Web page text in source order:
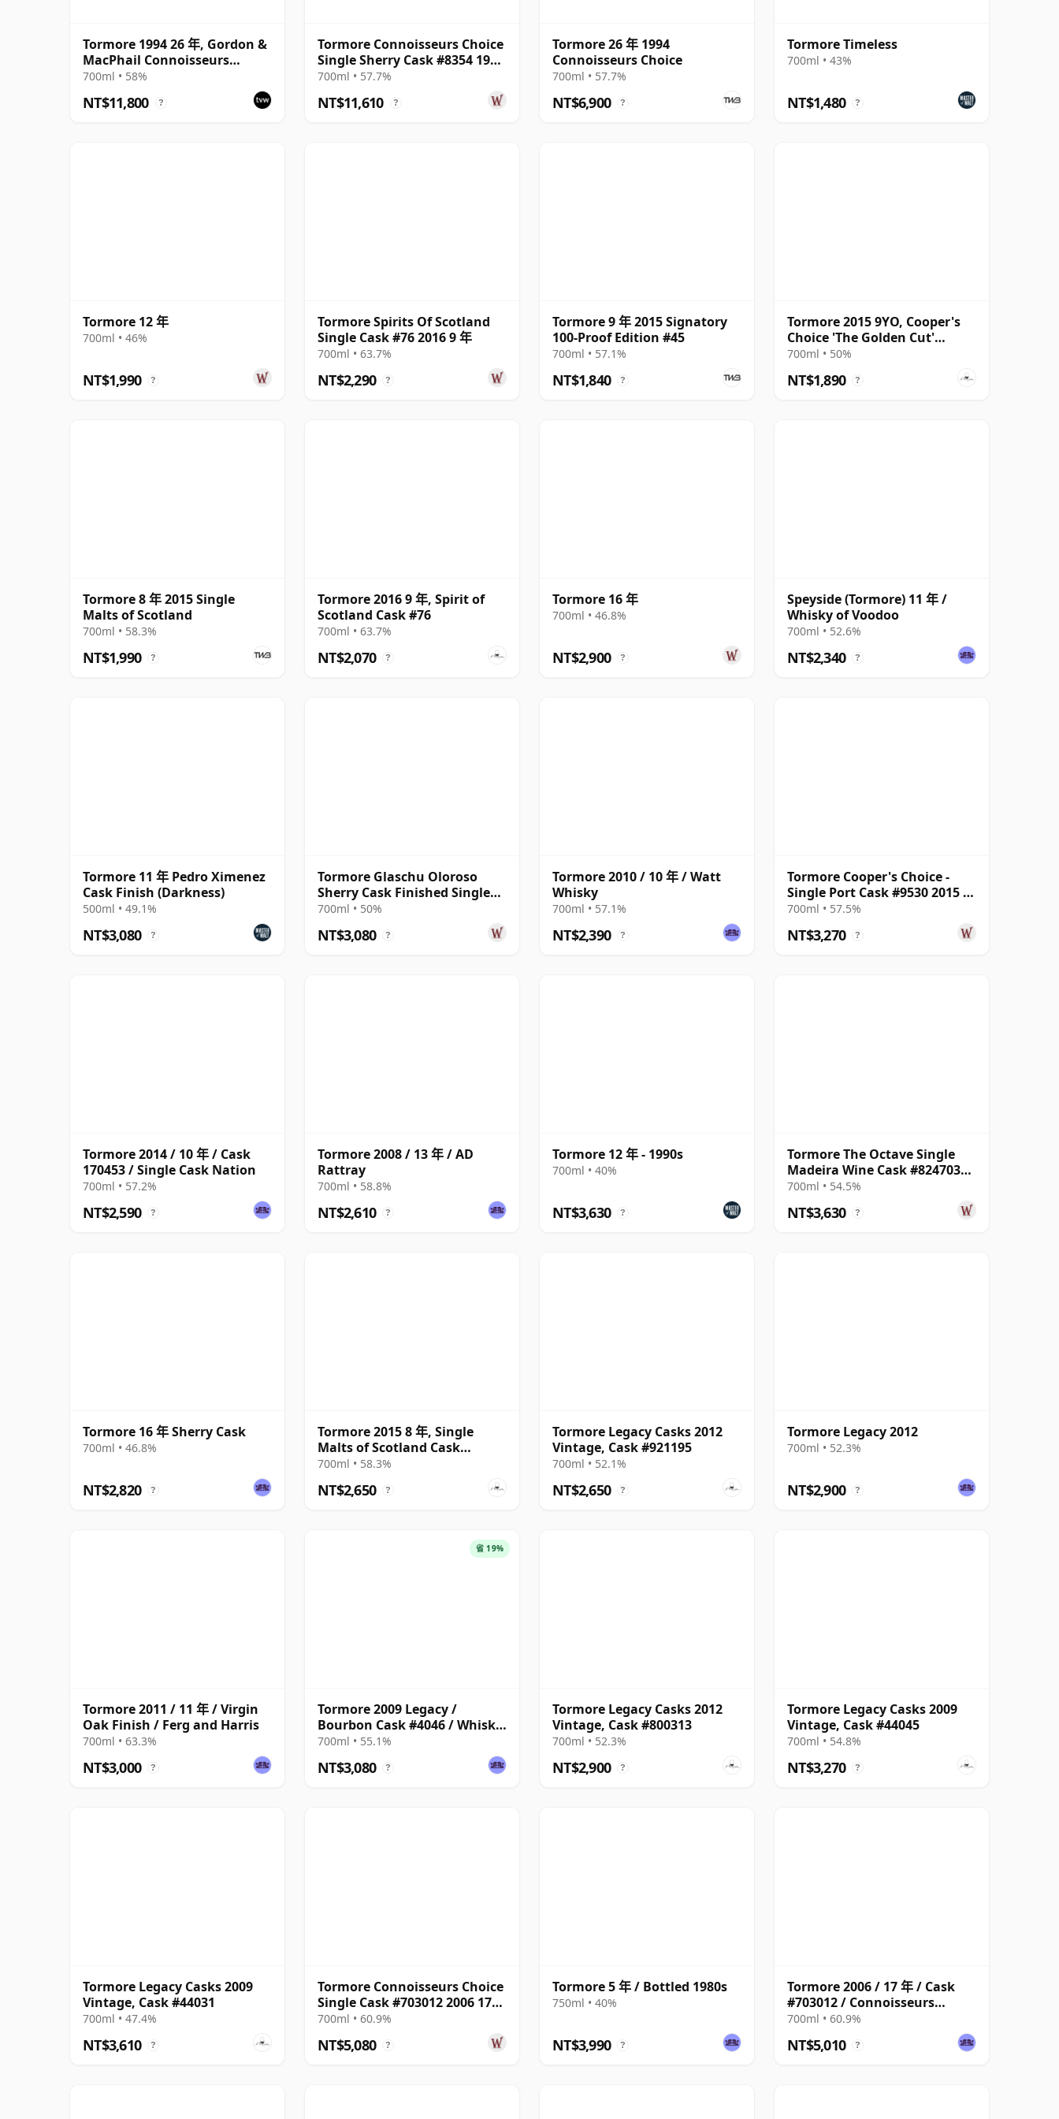
Tormore 1994 26 年, Gordon &
MacPhail Connoisseurs
Choice - Cask 8355
700ml • 58%
NT$11,800 ?
Tormore Connoisseurs Choice
Single Sherry Cask #8354 1994
26 年
700ml • 57.7%
NT$11,610 ?
Tormore 26 年 1994
Connoisseurs Choice
700ml • 57.7%
NT$6,900 ?
Tormore Timeless
700ml • 43%
NT$1,480 ?
Tormore 12 年
700ml • 46%
NT$1,990 ?
Tormore Spirits Of Scotland
Single Cask #76 2016 9 年
700ml • 63.7%
NT$2,290 ?
Tormore 9 年 2015 Signatory
100-Proof Edition #45
700ml • 57.1%
NT$1,840 ?
Tormore 2015 9YO, Cooper's
Choice 'The Golden Cut'
Collection
700ml • 50%
NT$1,890 ?
Tormore 8 年 2015 Single
Malts of Scotland
700ml • 58.3%
NT$1,990 ?
Tormore 2016 9 年, Spirit of
Scotland Cask #76
700ml • 63.7%
NT$2,070 ?
Tormore 16 年
700ml • 46.8%
NT$2,900 ?
Speyside (Tormore) 11 年 /
Whisky of Voodoo
700ml • 52.6%
NT$2,340 ?
Tormore 11 年 Pedro Ximenez
Cask Finish (Darkness)
500ml • 49.1%
NT$3,080 ?
Tormore Glaschu Oloroso
Sherry Cask Finished Single
Malt S 2010 15 年
700ml • 50%
NT$3,080 ?
Tormore 2010 / 10 年 / Watt
Whisky
700ml • 57.1%
NT$2,390 ?
Tormore Cooper's Choice -
Single Port Cask #9530 2015 7
年
700ml • 57.5%
NT$3,270 ?
Tormore 2014 / 10 年 / Cask
170453 / Single Cask Nation
700ml • 57.2%
NT$2,590 ?
Tormore 2008 / 13 年 / AD
Rattray
700ml • 58.8%
NT$2,610 ?
Tormore 12 年 - 1990s
700ml • 40%
NT$3,630 ?
Tormore The Octave Single
Madeira Wine Cask #8247035
2010 14 年
700ml • 54.5%
NT$3,630 ?
Tormore 16 年 Sherry Cask
700ml • 46.8%
NT$2,820 ?
Tormore 2015 8 年, Single
Malts of Scotland Cask
#1236782
700ml • 58.3%
NT$2,650 ?
Tormore Legacy Casks 2012
Vintage, Cask #921195
700ml • 52.1%
NT$2,650 ?
Tormore Legacy 2012
700ml • 52.3%
NT$2,900 ?
Tormore 2011 / 11 年 / Virgin
Oak Finish / Ferg and Harris
700ml • 63.3%
NT$3,000 ?
省 19%
Tormore 2009 Legacy /
Bourbon Cask #4046 / Whisky
Show 2025
700ml • 55.1%
NT$3,080 ?
Tormore Legacy Casks 2012
Vintage, Cask #800313
700ml • 52.3%
NT$2,900 ?
Tormore Legacy Casks 2009
Vintage, Cask #44045
700ml • 54.8%
NT$3,270 ?
Tormore Legacy Casks 2009
Vintage, Cask #44031
700ml • 47.4%
NT$3,610 ?
Tormore Connoisseurs Choice
Single Cask #703012 2006 17
年
700ml • 60.9%
NT$5,080 ?
Tormore 5 年 / Bottled 1980s
750ml • 40%
NT$3,990 ?
Tormore 2006 / 17 年 / Cask
#703012 / Connoisseurs
Choice
700ml • 60.9%
NT$5,010 ?